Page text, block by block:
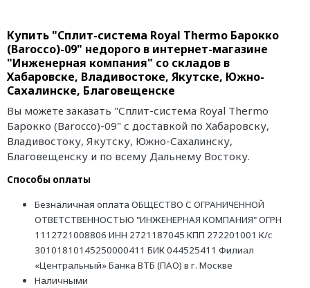
Купить "Сплит-система Royal Thermo Барокко
(Barocco)-09" недорого в интернет-магазине
"Инженерная компания" со складов в
Хабаровске, Владивостоке, Якутске, Южно-
Сахалинске, Благовещенске
Вы можете заказать "Сплит-система Royal Thermo
Барокко (Barocco)-09" с доставкой по Хабаровску,
Владивостоку, Якутску, Южно-Сахалинску,
Благовещенску и по всему Дальнему Востоку.
Способы оплаты
Безналичная оплата ОБЩЕСТВО С ОГРАНИЧЕННОЙ
ОТВЕТСТВЕННОСТЬЮ "ИНЖЕНЕРНАЯ КОМПАНИЯ" ОГРН
1112721008806 ИНН 2721187045 КПП 272201001 К/с
30101810145250000411 БИК 044525411 Филиал
«Центральный» Банка ВТБ (ПАО) в г. Москве
Наличными